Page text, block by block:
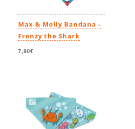
Max & Molly Bandana -
Frenzy the Shark
7,90€